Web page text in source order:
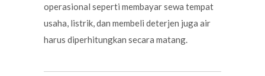
operasional seperti membayar sewa tempat
usaha, listrik, dan membeli deterjen juga air
harus diperhitungkan secara matang.